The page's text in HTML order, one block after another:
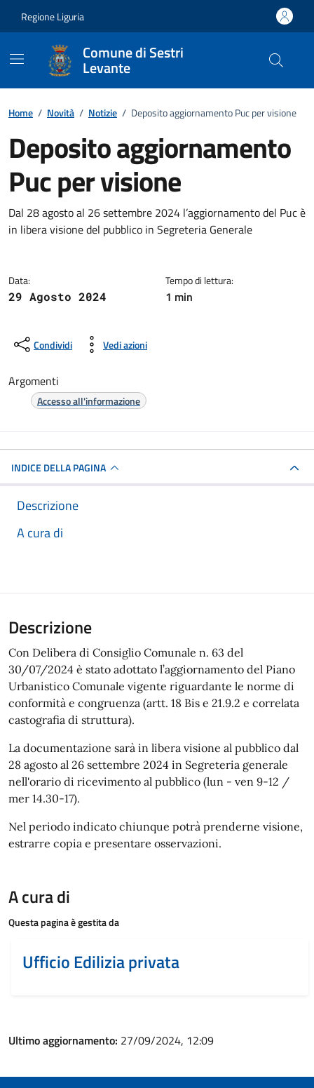
Regione Liguria
Comune di Sestri
Levante
Home / Novità / Notizie / Deposito aggiornamento Puc per visione
Deposito aggiornamento
Puc per visione
Dettagli della notizia
Dal 28 agosto al 26 settembre 2024 l’aggiornamento del Puc è
in libera visione del pubblico in Segreteria Generale
Data:
29 Agosto 2024
Tempo di lettura:
1 min
Condividi Vedi azioni
Argomenti
Accesso all'informazione
INDICE DELLA PAGINA
Descrizione
A cura di
Descrizione
Con Delibera di Consiglio Comunale n. 63 del
30/07/2024 è stato adottato l’aggiornamento del Piano
Urbanistico Comunale vigente riguardante le norme di
conformità e congruenza (artt. 18 Bis e 21.9.2 e correlata
castografia di struttura).
La documentazione sarà in libera visione al pubblico dal
28 agosto al 26 settembre 2024 in Segreteria generale
nell'orario di ricevimento al pubblico (lun - ven 9-12 /
mer 14.30-17).
Nel periodo indicato chiunque potrà prenderne visione,
estrarre copia e presentare osservazioni.
A cura di
Questa pagina è gestita da
Ufficio Edilizia privata
Ultimo aggiornamento: 27/09/2024, 12:09